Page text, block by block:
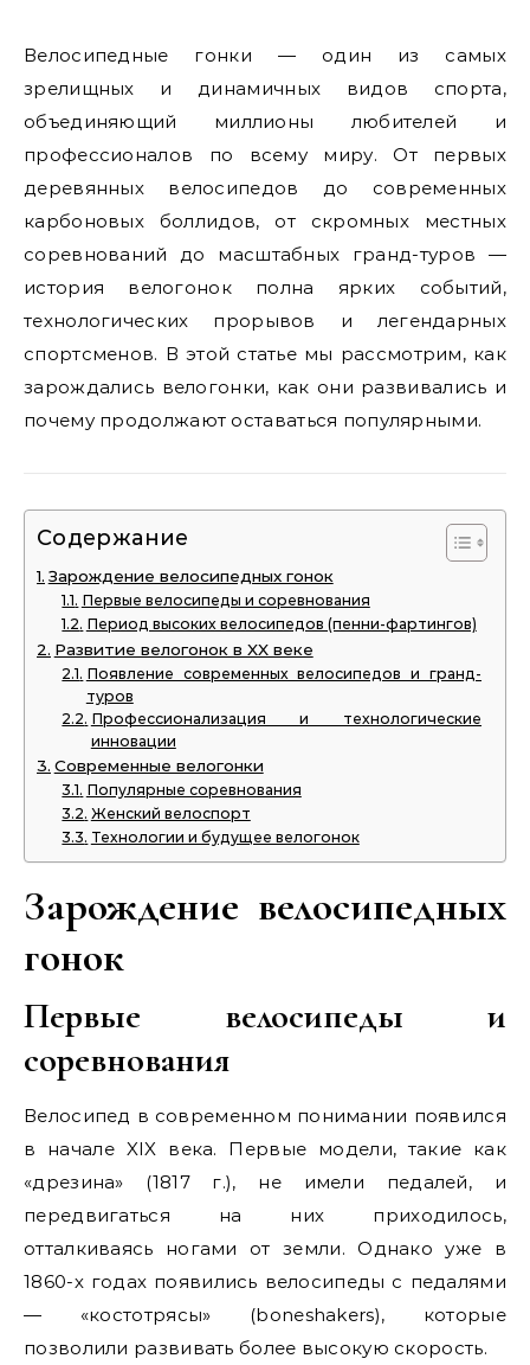
Велосипедные гонки — один из самых
зрелищных и динамичных видов спорта,
объединяющий миллионы любителей и
профессионалов по всему миру. От первых
деревянных велосипедов до современных
карбоновых боллидов, от скромных местных
соревнований до масштабных гранд-туров —
история велогонок полна ярких событий,
технологических прорывов и легендарных
спортсменов. В этой статье мы рассмотрим, как
зарождались велогонки, как они развивались и
почему продолжают оставаться популярными.
Содержание
Зарождение велосипедных гонок
Первые велосипеды и соревнования
Период высоких велосипедов (пенни-фартингов)
Развитие велогонок в XX веке
Появление современных велосипедов и гранд-
туров
Профессионализация и технологические
инновации
Современные велогонки
Популярные соревнования
Женский велоспорт
Технологии и будущее велогонок
Зарождение велосипедных
гонок
Первые велосипеды и
соревнования
Велосипед в современном понимании появился
в начале XIX века. Первые модели, такие как
«дрезина» (1817 г.), не имели педалей, и
передвигаться на них приходилось,
отталкиваясь ногами от земли. Однако уже в
1860-х годах появились велосипеды с педалями
— «костотрясы» (boneshakers), которые
позволили развивать более высокую скорость.